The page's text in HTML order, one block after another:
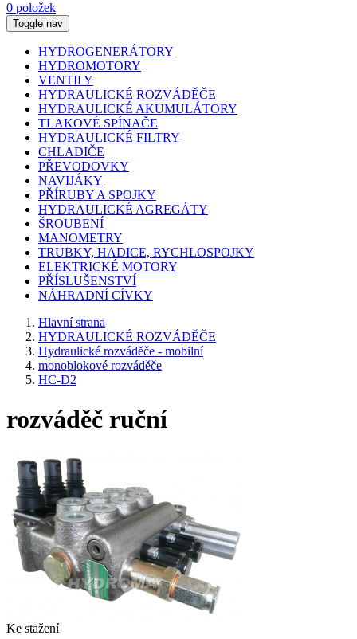
0 položek
Toggle nav
HYDROGENERÁTORY
HYDROMOTORY
VENTILY
HYDRAULICKÉ ROZVÁDĚČE
HYDRAULICKÉ AKUMULÁTORY
TLAKOVÉ SPÍNAČE
HYDRAULICKÉ FILTRY
CHLADIČE
PŘEVODOVKY
NAVIJÁKY
PŘÍRUBY A SPOJKY
HYDRAULICKÉ AGREGÁTY
ŠROUBENÍ
MANOMETRY
TRUBKY, HADICE, RYCHLOSPOJKY
ELEKTRICKÉ MOTORY
PŘÍSLUŠENSTVÍ
NÁHRADNÍ CÍVKY
Hlavní strana
HYDRAULICKÉ ROZVÁDĚČE
Hydraulické rozváděče - mobilní
monoblokové rozváděče
HC-D2
rozváděč ruční
Ke stažení